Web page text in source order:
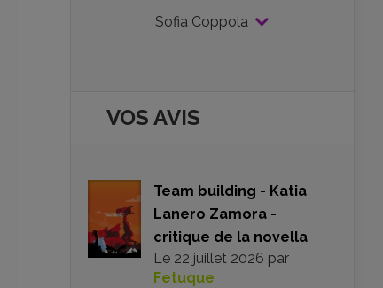
Sofia Coppola
VOS AVIS
Team building - Katia
Lanero Zamora -
critique de la novella
Le 22 juillet 2026 par
Fetuque